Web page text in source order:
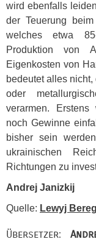
wird ebenfalls
der Teuerung
welches etwa
Produktion von
Eigenkosten von
bedeutet alles
oder
verarmen. Erstens
noch Gewinne
bisher sein
ukrainischen
Richtungen zu
Andrej Janizkij
Quelle: Lewyj Bereg
Übersetzer: